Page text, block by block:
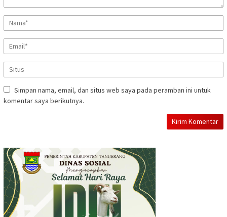
Simpan nama, email, dan situs web saya pada peramban ini untuk
komentar saya berikutnya.